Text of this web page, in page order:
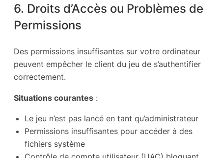
6. Droits d’Accès ou Problèmes de
Permissions
Des permissions insuffisantes sur votre ordinateur
peuvent empêcher le client du jeu de s’authentifier
correctement.
Situations courantes :
Le jeu n’est pas lancé en tant qu’administrateur
Permissions insuffisantes pour accéder à des
fichiers système